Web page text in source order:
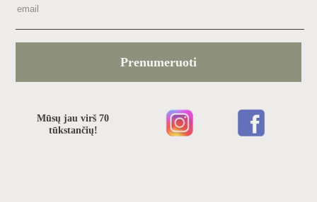
Prenumeruoti
Mūsų jau virš 70
tūkstančių!